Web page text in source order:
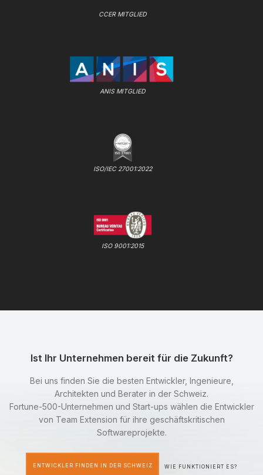
CCER MITGLIED
ANIS MITGLIED
ISO/IEC 27001:2022
ISO 9001:2015
Ist Ihr Unternehmen bereit für die Zukunft?
Bei uns finden Sie die besten Entwickler, Ingenieure,
Architekten und Berater in der Schweiz.
Fortune-500-Unternehmen und Start-ups wählen die Entwickler
von Team Extension für ihre geschäftskritischen
Softwareprojekte.
ENTWICKLER FINDEN IN DER SCHWEIZ WIE FUNKTIONIERT ES?